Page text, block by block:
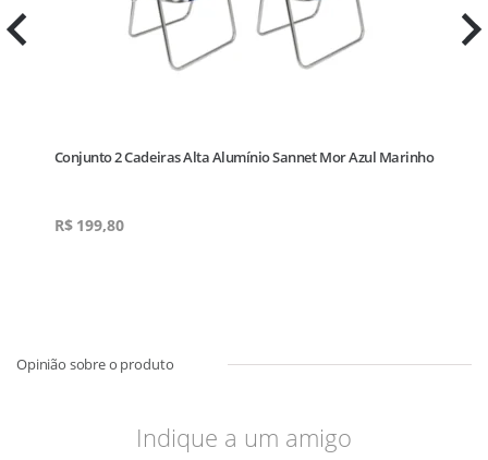
Conjunto 2 Cadeiras Alta Alumínio Sannet Mor Azul Marinho
R$ 199,80
Indique a um amigo